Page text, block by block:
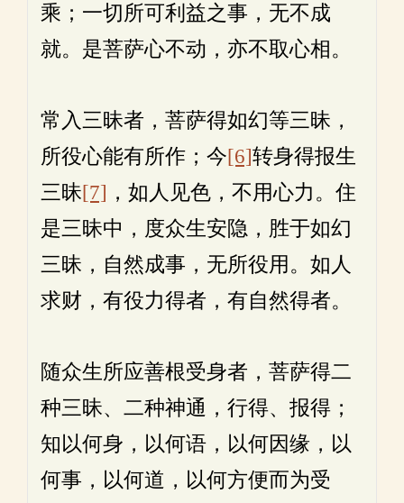
乘；一切所可利益之事，无不成
就。是菩萨心不动，亦不取心相。
常入三昧者，菩萨得如幻等三昧，
所役心能有所作；今[6]转身得报生
三昧[7] ，如人见色，不用心力。住
是三昧中，度众生安隐，胜于如幻
三昧，自然成事，无所役用。如人
求财，有役力得者，有自然得者。
随众生所应善根受身者，菩萨得二
种三昧、二种神通，行得、报得；
知以何身，以何语，以何因缘，以
何事，以何道，以何方便而为受